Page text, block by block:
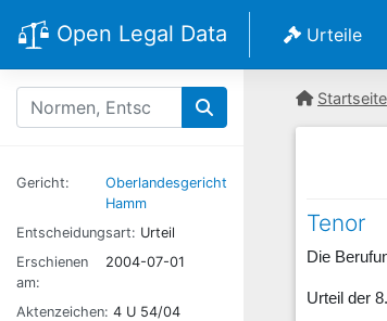
Open Legal Data Urteile
Gericht:
Oberlandesgericht
Hamm
Entscheidungsart: Urteil
Erschienen
am:
2004-07-01
Aktenzeichen: 4 U 54/04
Startseite
Tenor
Die
Urteil der